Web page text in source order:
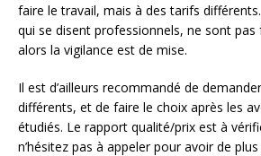
faire le travail, mais à des tarifs
qui se disent professionnels, ne sont
alors la vigilance est de mise.
Il est d’ailleurs recommandé de
différents, et de faire le choix après les
étudiés. Le rapport qualité/prix est à
n’hésitez pas à appeler pour avoir de